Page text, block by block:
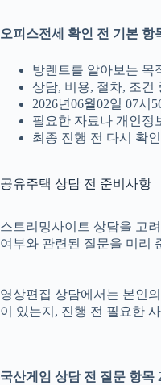
오피스전세 확인 전 기본 항
방렌트를 알아보는 목
상담, 비용, 절차, 조건
2026년06월02일 07시
필요한 자료나 개인정
최종 진행 전 다시 확
공유주택 상담 전 준비사항
스트리밍사이트 상담을 고
여부와 관련된 질문을 미리
영상편집 상담에서는 본인
이 있는지, 진행 전 필요한
국산게임 상담 전 질문 항목